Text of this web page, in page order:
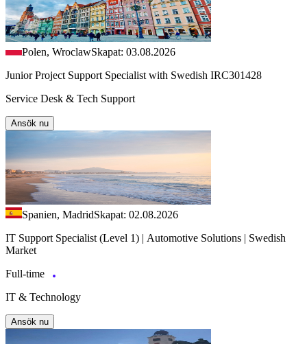
Polen, WroclawSkapat: 03.08.2026
Junior Project Support Specialist with Swedish IRC301428
Service Desk & Tech Support
Ansök nu
Spanien, MadridSkapat: 02.08.2026
IT Support Specialist (Level 1) | Automotive Solutions | Swedish
Market
Full-time
IT & Technology
Ansök nu